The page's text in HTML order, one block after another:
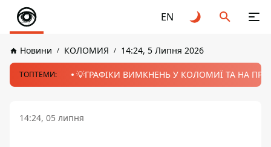
EN
Новини КОЛОМИЯ 14:24, 5 Липня 2026
ТОПТЕМИ: 💡ГРАФІКИ ВИМКНЕНЬ У КОЛОМИЇ ТА НА
14:24, 05 липня